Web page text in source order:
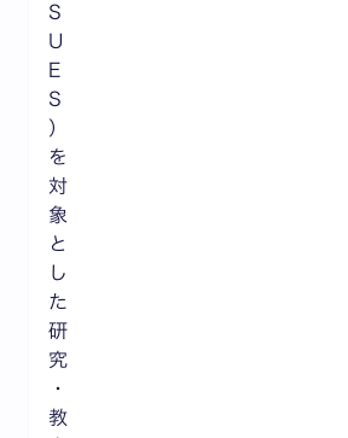
S
U
E
S
）
を
対
象
と
し
た
研
究
・
教